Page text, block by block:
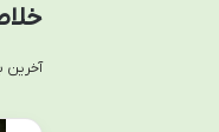
آخرین به